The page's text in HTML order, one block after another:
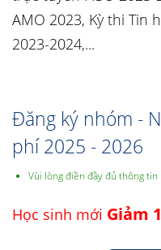
AMO 2023, Kỳ thi Tin
2023-2024,...
Đăng ký nhóm -
phí 2025 - 2026
Vùi lòng điền đầy đủ thông tin
Học sinh mới Giảm